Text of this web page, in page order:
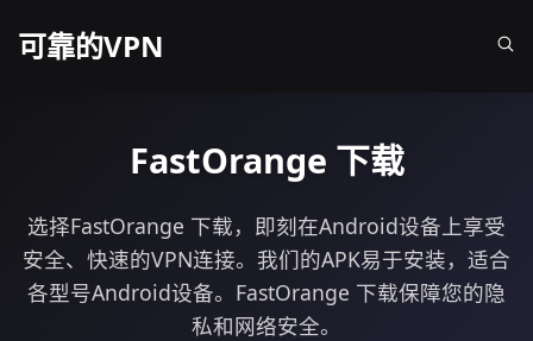
可靠的VPN
FastOrange 下载
选择FastOrange 下载，即刻在Android设备上享受
安全、快速的VPN连接。我们的APK易于安装，适合
各型号Android设备。FastOrange 下载保障您的隐
私和网络安全。